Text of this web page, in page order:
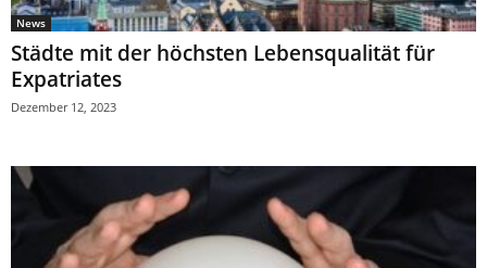
News
Städte mit der höchsten Lebensqualität für
Expatriates
Dezember 12, 2023